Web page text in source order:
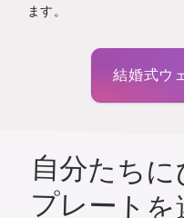
ます。
結婚式ウ
自分たち